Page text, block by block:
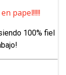
papel!!!!!
100% fiel